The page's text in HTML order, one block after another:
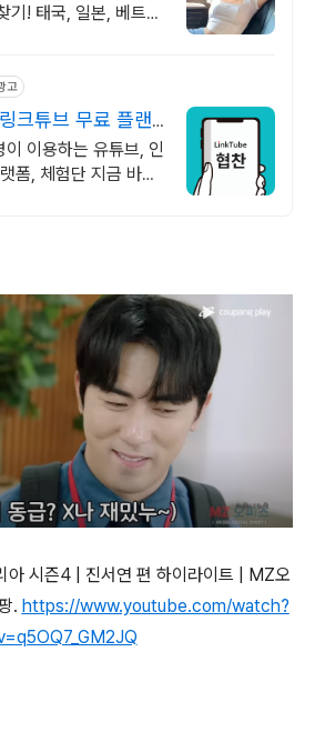
기! 태국, 일본, 베트
고
크튜브 무료 플랜
이용하는 유튜브, 인
폼, 체험단 지금 바로
아 시즌4 | 진서연 편 하이라이트 | MZ오
. https://www.youtube.com/watch?